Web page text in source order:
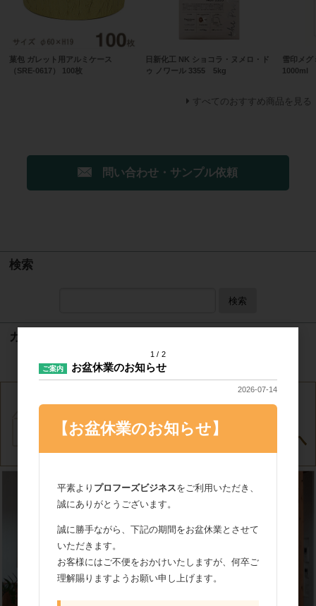
菓包 ガレット用アルミケース
（SRE-0617） 100枚
日新化工 NK ショコラ・ヌメロ・ド
ゥ ノワール 3355 5kg
雪印メグ
1000ml
すべてのおすすめ商品を見る
問い合わせ・サンプル依頼
検索
検索
カート
カートは空です
1 2
ご案内 お盆休業のお知らせ
2026-07-14
【お盆休業のお知らせ】
平素より プロフーズビジネスをご利用いただき、
誠にありがとうございます。
誠に勝手ながら、下記の期間をお盆休業とさせて
いただきます。
お客様にはご不便をおかけいたしますが、何卒ご
理解賜りますようお願い申し上げます。